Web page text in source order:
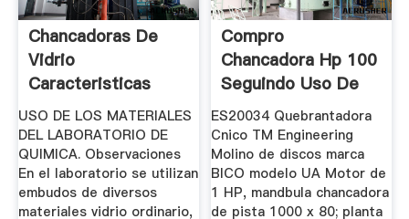
Chancadoras De
Vidrio
Caracteristicas
USO DE LOS MATERIALES
DEL LABORATORIO DE
QUIMICA. Observaciones
En el laboratorio se utilizan
embudos de diversos
materiales vidrio ordinario,
Compro
Chancadora Hp 100
Seguindo Uso De
ES20034 Quebrantadora
Cnico TM Engineering
Molino de discos marca
BICO modelo UA Motor de
1 HP, mandbula chancadora
de pista 1000 x 80; planta